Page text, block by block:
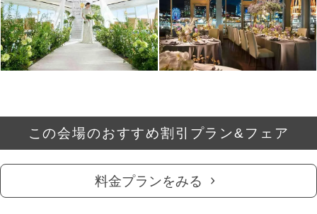
この会場のおすすめ割引プラン&フェア
料金プランをみる